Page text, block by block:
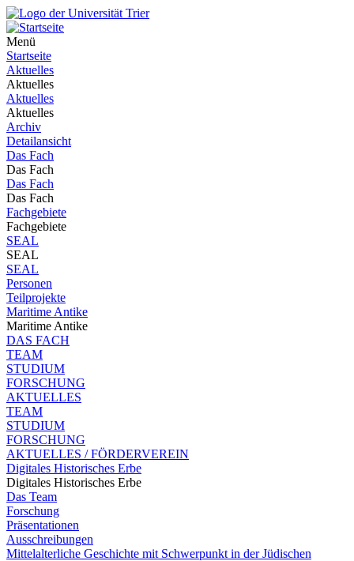
Menü
Startseite
Aktuelles
Aktuelles
Aktuelles
Aktuelles
Archiv
Detailansicht
Das Fach
Das Fach
Das Fach
Das Fach
Fachgebiete
Fachgebiete
SEAL
SEAL
SEAL
Personen
Teilprojekte
Maritime Antike
Maritime Antike
DAS FACH
TEAM
STUDIUM
FORSCHUNG
AKTUELLES
TEAM
STUDIUM
FORSCHUNG
AKTUELLES / FÖRDERVEREIN
Digitales Historisches Erbe
Digitales Historisches Erbe
Das Team
Forschung
Präsentationen
Ausschreibungen
Mittelalterliche Geschichte mit Schwerpunkt in der Jüdischen